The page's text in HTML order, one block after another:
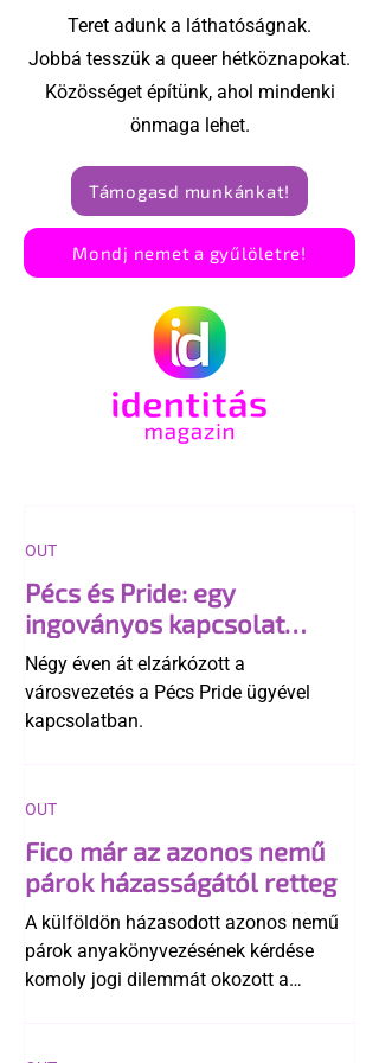
Teret adunk a láthatóságnak.
Jobbá tesszük a queer hétköznapokat.
Közösséget építünk, ahol mindenki
önmaga lehet.
Támogasd munkánkat!
Mondj nemet a gyűlöletre!
Pécs és Pride: egy
ingoványos kapcsolat
története
Négy éven át elzárkózott a
városvezetés a Pécs Pride ügyével
kapcsolatban.
OUT
Fico már az azonos nemű
párok házasságától retteg
A külföldön házasodott azonos nemű
párok anyakönyvezésének kérdése
komoly jogi dilemmát okozott a
OUT